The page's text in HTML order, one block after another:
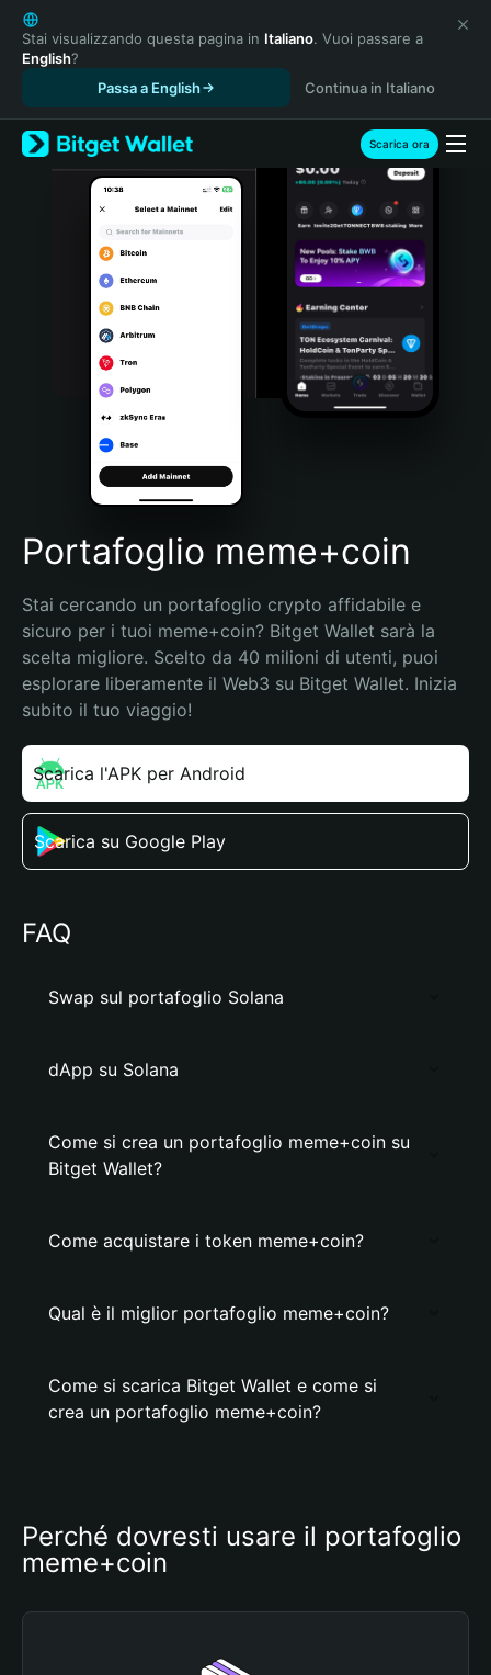
English
日本語
Tiếng Việt
Español (Latinoamérica)
Türkçe
Italiano
Português (Portugal)
Bahasa Indonesia
Português (Brasil)
Español (Argentina)
Stai visualizzando questa pagina in Italiano. Vuoi passare a
English?
Passa a English
Continua in Italiano
Scarica ora
Portafoglio meme+coin
Stai cercando un portafoglio crypto affidabile e
sicuro per i tuoi meme+coin? Bitget Wallet sarà la
scelta migliore. Scelto da 40 milioni di utenti, puoi
esplorare liberamente il Web3 su Bitget Wallet. Inizia
subito il tuo viaggio!
Scarica l'APK per Android
Scarica su Google Play
FAQ
Swap sul portafoglio Solana
dApp su Solana
Come si crea un portafoglio meme+coin su
Bitget Wallet?
Come acquistare i token meme+coin?
Qual è il miglior portafoglio meme+coin?
Come si scarica Bitget Wallet e come si
crea un portafoglio meme+coin?
Perché dovresti usare il portafoglio
meme+coin